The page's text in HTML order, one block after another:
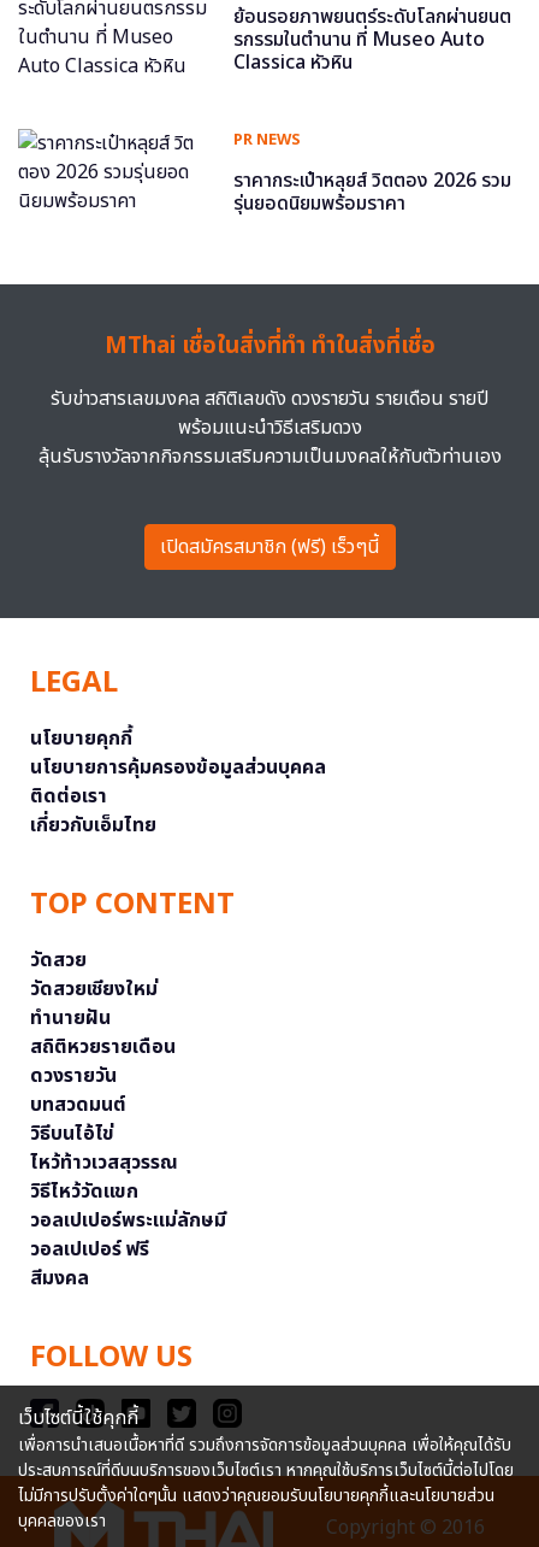
ย้อนรอยภาพยนตร์ระดับโลกผ่านยนต
รกรรมในตำนาน ที่ Museo Auto
Classica หัวหิน
PR NEWS
ราคากระเป๋าหลุยส์ วิตตอง 2026 รวม
รุ่นยอดนิยมพร้อมราคา
MThai เชื่อในสิ่งที่ทำ ทำในสิ่งที่เชื่อ
รับข่าวสารเลขมงคล สถิติเลขดัง ดวงรายวัน รายเดือน รายปี
พร้อมแนะนำวิธีเสริมดวง
ลุ้นรับรางวัลจากกิจกรรมเสริมความเป็นมงคลให้กับตัวท่านเอง
เปิดสมัครสมาชิก (ฟรี) เร็วๆนี้
LEGAL
นโยบายคุกกี้
นโยบายการคุ้มครองข้อมูลส่วนบุคคล
ติดต่อเรา
เกี่ยวกับเอ็มไทย
TOP CONTENT
วัดสวย
วัดสวยเชียงใหม่
ทำนายฝัน
สถิติหวยรายเดือน
ดวงรายวัน
บทสวดมนต์
วิธีบนไอ้ไข่
ไหว้ท้าวเวสสุวรรณ
วิธีไหว้วัดแขก
วอลเปเปอร์พระแม่ลักษมี
วอลเปเปอร์ ฟรี
สีมงคล
FOLLOW US
Copyright © 2016
เว็บไซต์นี้ใช้คุกกี้
เพื่อการนำเสนอเนื้อหาที่ดี รวมถึงการจัดการข้อมูลส่วนบุคคล เพื่อให้คุณได้รับ
ประสบการณ์ที่ดีบนบริการของเว็บไซต์เรา หากคุณใช้บริการเว็บไซต์นี้ต่อไปโดย
ไม่มีการปรับตั้งค่าใดๆนั้น แสดงว่าคุณยอมรับนโยบายคุกกี้และนโยบายส่วน
บุคคลของเรา